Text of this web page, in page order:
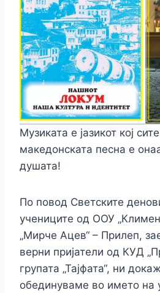
Mузиката е јазикот кој
македонската песна е
душата!
По повод Светските
учениците од ООУ
„Мирче Ацев“ – Прилеп,
верни пријатели од КУД
групата „Тајфата“, ни
обединуваме во името на